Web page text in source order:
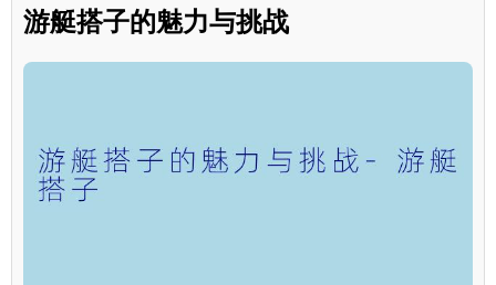
游艇搭子的魅力与挑战